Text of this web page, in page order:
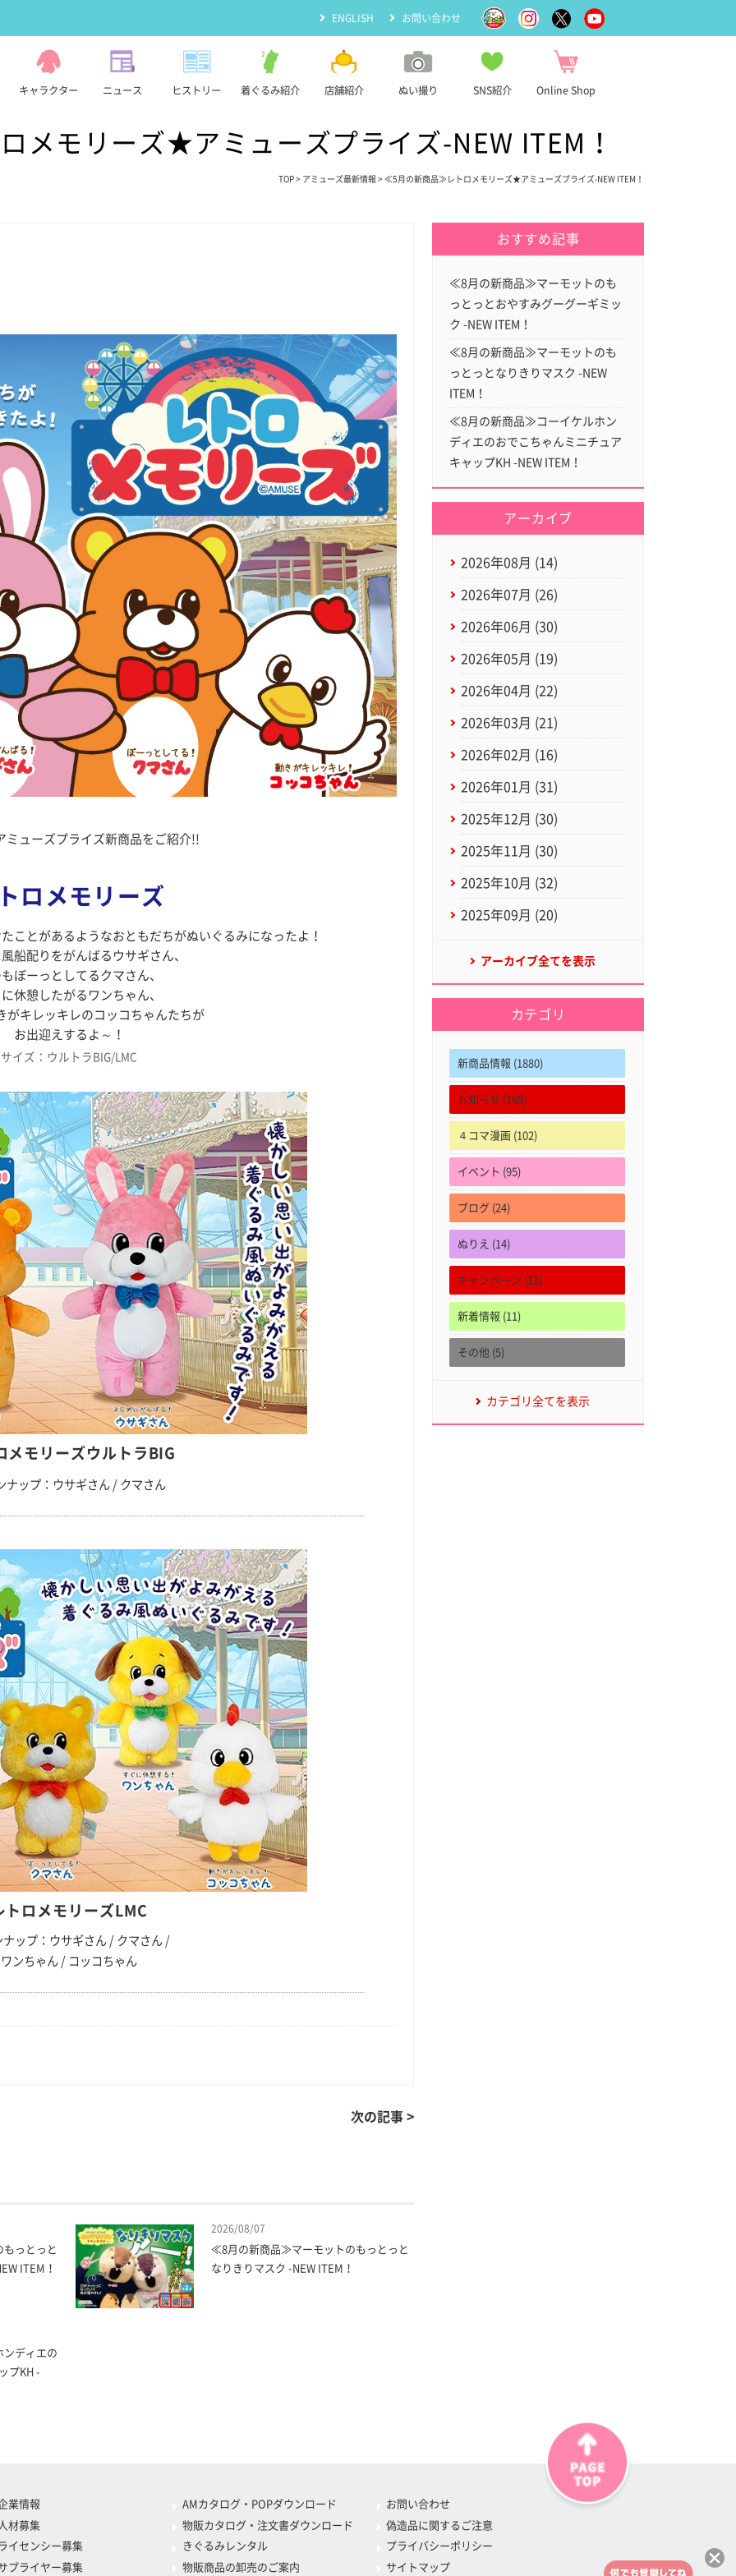
ENGLISH お問い合わせ
キャラクター ニュース ヒストリー 着ぐるみ紹介 店舗紹介 ぬい撮り SNS紹介 Online Shop
モリーズ★アミューズプライズ-NEW ITEM！
TOP > アミューズ最新情報 > ≪5月の新商品≫レトロメモリーズ★アミューズプライズ-NEW ITEM！
ミューズプライズ新商品をご紹介!!
ロメモリーズ
ことがあるようなおともだちがぬいぐるみになったよ！
船配りをがんばるウサギさん、
ぼーっとしてるクマさん、
休憩したがるワンちゃん、
がキレッキレのコッコちゃんたちが
お出迎えするよ～！
サイズ：ウルトラBIG/LMC
メモリーズウルトラBIG
ナップ：ウサギさん / クマさん
トロメモリーズLMC
ナップ：ウサギさん / クマさん /
ワンちゃん / コッコちゃん
次の記事 >
っとっと
ITEM！
2026/08/07
≪8月の新商品≫マーモットのもっとっと
なりきりマスク -NEW ITEM！
ディエの
プKH -
おすすめ記事
≪8月の新商品≫マーモットのも
っとっとおやすみグーグーギミッ
ク -NEW ITEM！
≪8月の新商品≫マーモットのも
っとっとなりきりマスク -NEW
ITEM！
≪8月の新商品≫コーイケルホン
ディエのおでこちゃんミニチュア
キャップKH -NEW ITEM！
アーカイブ
2026年08月 (14)
2026年07月 (26)
2026年06月 (30)
2026年05月 (19)
2026年04月 (22)
2026年03月 (21)
2026年02月 (16)
2026年01月 (31)
2025年12月 (30)
2025年11月 (30)
2025年10月 (32)
2025年09月 (20)
アーカイブ全てを表示
カテゴリ
新商品情報 (1880)
お知らせ (168)
４コマ漫画 (102)
イベント (95)
ブログ (24)
ぬりえ (14)
キャンペーン (13)
新着情報 (11)
その他 (5)
カテゴリ全てを表示
業情報
材募集
イセンシー募集
プライヤー募集
AMカタログ・POPダウンロード
物販カタログ・注文書ダウンロード
きぐるみレンタル
物販商品の卸売のご案内
お問い合わせ
偽造品に関するご注意
プライバシーポリシー
サイトマップ